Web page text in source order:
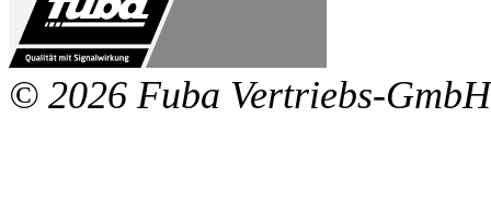
© 2026 Fuba Vertriebs-GmbH